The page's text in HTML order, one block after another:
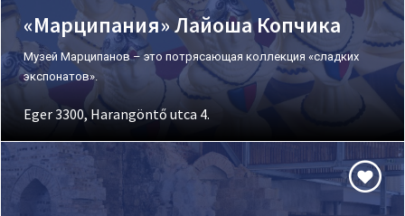
«Марципания» Лайоша Копчика
Музей Марципанов – это потрясающая коллекция «сладких
экспонатов».
Eger 3300, Harangöntő utca 4.